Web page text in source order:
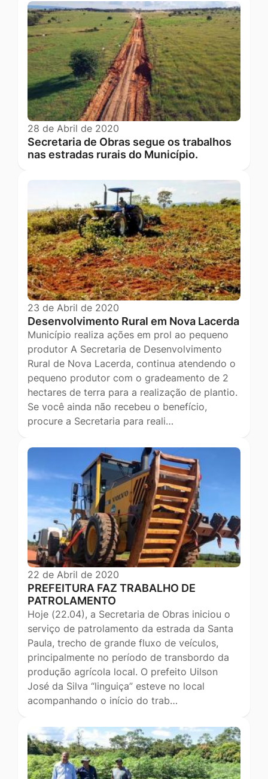
28 de Abril de 2020
Secretaria de Obras segue os trabalhos
nas estradas rurais do Município.
23 de Abril de 2020
Desenvolvimento Rural em Nova Lacerda
Município realiza ações em prol ao pequeno
produtor A Secretaria de Desenvolvimento
Rural de Nova Lacerda, continua atendendo o
pequeno produtor com o gradeamento de 2
hectares de terra para a realização de plantio.
Se você ainda não recebeu o benefício,
procure a Secretaria para reali…
22 de Abril de 2020
PREFEITURA FAZ TRABALHO DE
PATROLAMENTO
Hoje (22.04), a Secretaria de Obras iniciou o
serviço de patrolamento da estrada da Santa
Paula, trecho de grande fluxo de veículos,
principalmente no período de transbordo da
produção agrícola local. O prefeito Uilson
José da Silva “linguiça” esteve no local
acompanhando o início do trab…